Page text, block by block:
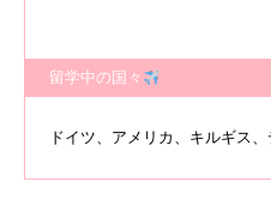
留学中の国々
ドイツ、アメリカ、キルギス